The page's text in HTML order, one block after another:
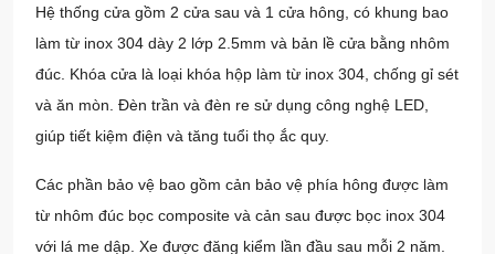
Hệ thống cửa gồm 2 cửa sau và 1 cửa hông, có khung bao
làm từ inox 304 dày 2 lớp 2.5mm và bản lề cửa bằng nhôm
đúc. Khóa cửa là loại khóa hộp làm từ inox 304, chống gỉ sét
và ăn mòn. Đèn trần và đèn re sử dụng công nghệ LED,
giúp tiết kiệm điện và tăng tuổi thọ ắc quy.
Các phần bảo vệ bao gồm cản bảo vệ phía hông được làm
từ nhôm đúc bọc composite và cản sau được bọc inox 304
với lá me dập. Xe được đăng kiểm lần đầu sau mỗi 2 năm.